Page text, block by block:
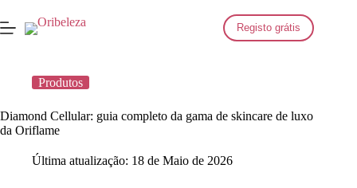
para
o
Registo grátis
Produtos
Diamond Cellular: guia completo da gama de skincare de luxo
da Oriflame
Última atualização: 18 de Maio de 2026